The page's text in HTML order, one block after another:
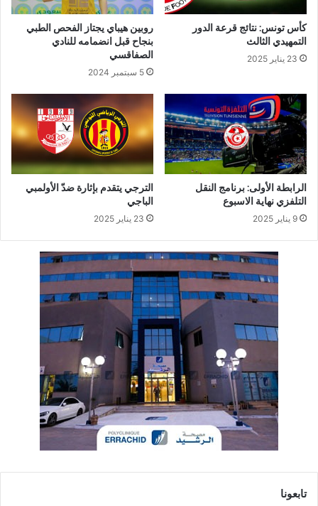
كأس تونس: نتائج قرعة الدور
التمهيدي الثالث
23 يناير 2025
روبين هيباي يجتاز الفحص الطبي
بنجاح قبل انضمامه للنادي
الصفاقسي
5 سبتمبر 2024
الرابطة الأولى: برنامج النقل
التلفزي نهاية الاسبوع
9 يناير 2025
الترجي يتقدم بإثارة ضدّ الأولمبي
الباجي
23 يناير 2025
تابعونا